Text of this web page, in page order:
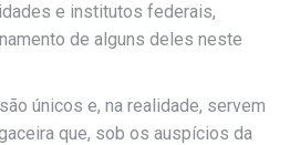
e institutos federais,
de alguns deles neste
únicos e, na realidade, servem
que, sob os auspícios da